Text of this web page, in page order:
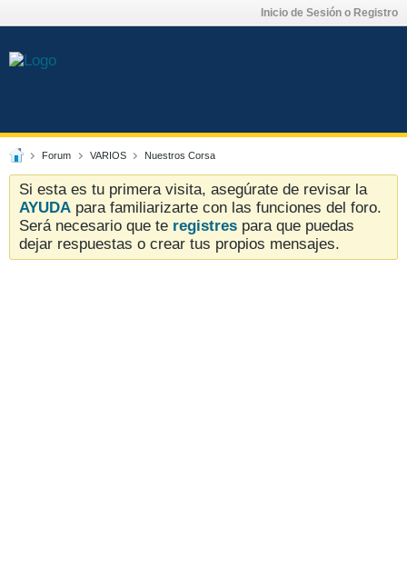
Inicio de Sesión o Registro
Forum VARIOS Nuestros Corsa
Si esta es tu primera visita, asegúrate de revisar la
AYUDA para familiarizarte con las funciones del foro.
Será necesario que te registres para que puedas
dejar respuestas o crear tus propios mensajes.